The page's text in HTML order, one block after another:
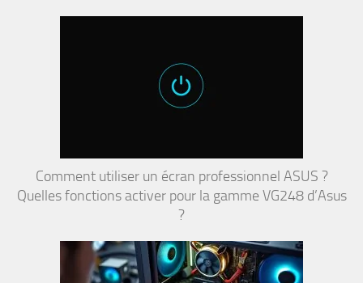
Comment utiliser un écran professionnel ASUS ?
Quelles fonctions activer pour la gamme VG248 d’Asus
?